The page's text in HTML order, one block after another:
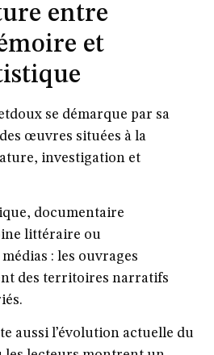
entre
et
se démarque par sa
œuvres situées à la
investigation et
documentaire
littéraire ou
: les ouvrages
des territoires narratifs
aussi l’évolution actuelle du